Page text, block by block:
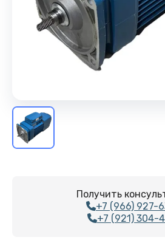
Получить
+7 (966) 927-
+7 (921) 304-